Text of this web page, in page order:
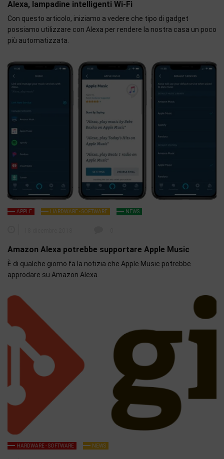
Alexa, lampadine intelligenti Wi-Fi
Con questo articolo, iniziamo a vedere che tipo di gadget
possiamo utilizzare con Alexa per rendere la nostra casa un poco
più automatizzata.
APPLE HARDWARE - SOFTWARE NEWS
Amazon Alexa potrebbe supportare Apple Music
È di qualche giorno fa la notizia che Apple Music potrebbe
approdare su Amazon Alexa.
HARDWARE - SOFTWARE NEWS